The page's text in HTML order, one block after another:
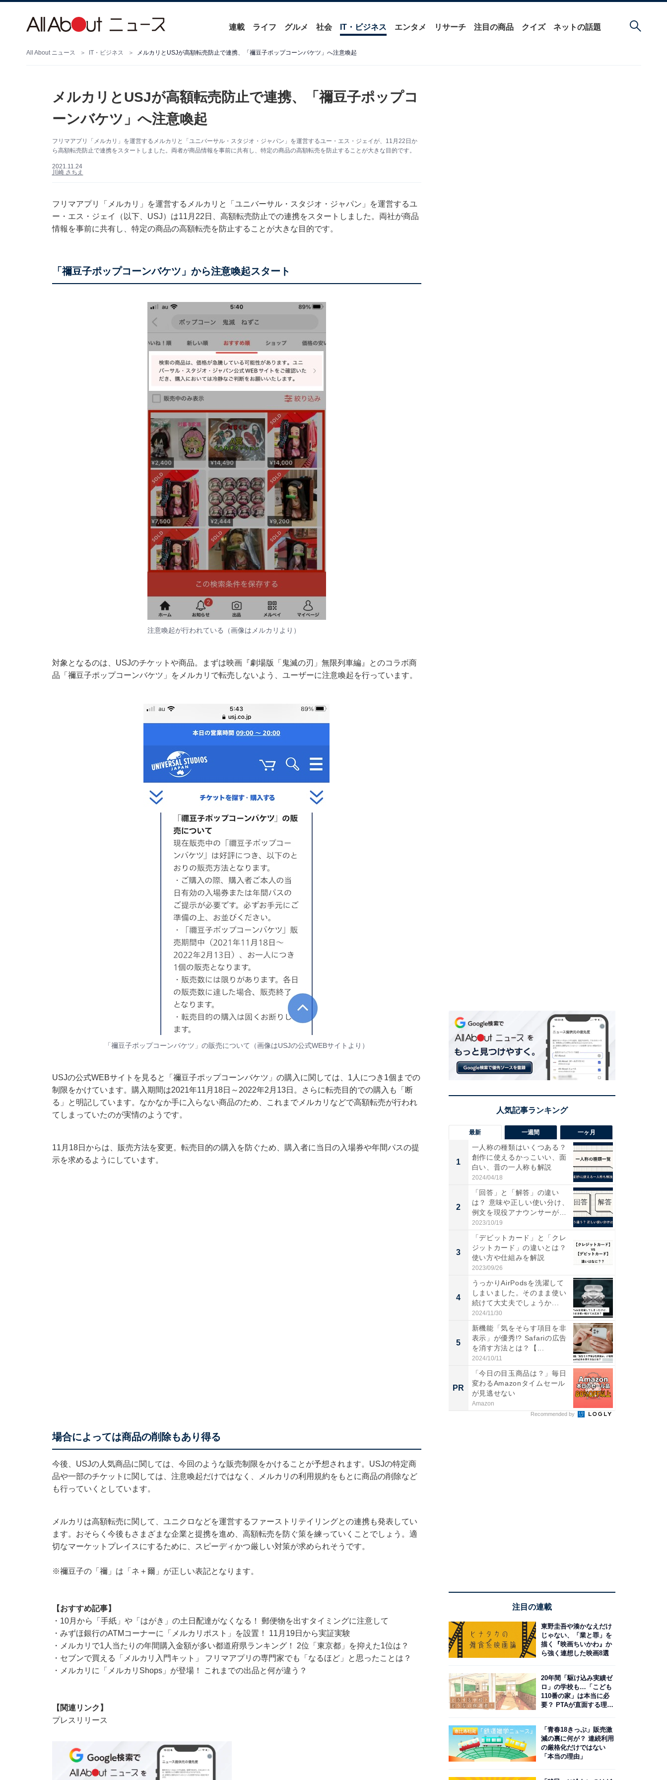
連載 ライフ グルメ 社会 IT・ビジネス エンタメ リサーチ 注目の商品 クイズ ネットの話題
All About ニュース IT・ビジネス メルカリとUSJが高額転売防止で連携、「禰豆子ポップコーンバケツ」へ注意喚起
メルカリとUSJが高額転売防止で連携、「禰豆子ポップコ
ーンバケツ」へ注意喚起
フリマアプリ「メルカリ」を運営するメルカリと「ユニバーサル・スタジオ・ジャパン」を運営するユー・エス・ジェイが、11月22日か
ら高額転売防止で連携をスタートしました。両者が商品情報を事前に共有し、特定の商品の高額転売を防止することが大きな目的です。
2021.11.24
川崎 さちえ
フリマアプリ「メルカリ」を運営するメルカリと「ユニバーサル・スタジオ・ジャパン」を運営するユ
ー・エス・ジェイ（以下、USJ）は11月22日、高額転売防止での連携をスタートしました。両社が商品
情報を事前に共有し、特定の商品の高額転売を防止することが大きな目的です。
「禰豆子ポップコーンバケツ」から注意喚起スタート
注意喚起が行われている（画像はメルカリより）
対象となるのは、USJのチケットや商品。まずは映画『劇場版「鬼滅の刃」無限列車編』とのコラボ商
品「禰豆子ポップコーンバケツ」をメルカリで転売しないよう、ユーザーに注意喚起を行っています。
「禰豆子ポップコーンバケツ」の販売について（画像はUSJの公式WEBサイトより）
USJの公式WEBサイトを見ると「禰豆子ポップコーンバケツ」の購入に関しては、1人につき1個までの
制限をかけています。購入期間は2021年11月18日～2022年2月13日。さらに転売目的での購入も「断
る」と明記しています。なかなか手に入らない商品のため、これまでメルカリなどで高額転売が行われ
てしまっていたのが実情のようです。
11月18日からは、販売方法を変更。転売目的の購入を防ぐため、購入者に当日の入場券や年間パスの提
示を求めるようにしています。
場合によっては商品の削除もあり得る
今後、USJの人気商品に関しては、今回のような販売制限をかけることが予想されます。USJの特定商
品や一部のチケットに関しては、注意喚起だけではなく、メルカリの利用規約をもとに商品の削除など
も行っていくとしています。
メルカリは高額転売に関して、ユニクロなどを運営するファーストリテイリングとの連携も発表してい
ます。おそらく今後もさまざまな企業と提携を進め、高額転売を防ぐ策を練っていくことでしょう。適
切なマーケットプレイスにするために、スピーディかつ厳しい対策が求められそうです。
※禰豆子の「禰」は「ネ＋爾」が正しい表記となります。
【おすすめ記事】
・ 10月から「手紙」や「はがき」の土日配達がなくなる！ 郵便物を出すタイミングに注意して
・ みずほ銀行のATMコーナーに「メルカリポスト」を設置！ 11月19日から実証実験
・ メルカリで1人当たりの年間購入金額が多い都道府県ランキング！ 2位「東京都」を抑えた1位は？
・ セブンで買える「メルカリ入門キット」 フリマアプリの専門家でも「なるほど」と思ったことは？
・ メルカリに「メルカリShops」が登場！ これまでの出品と何が違う？
【関連リンク】
プレスリリース
最新 一週間 一ヶ月
1
一人称の種類はいくつある？
創作に使えるかっこいい、面
白い、昔の一人称も解説
2024/04/18
2
「回答」と「解答」の違い
は？ 意味や正しい使い分け、
例文を現役アナウンサーが解
説
2023/10/19
3
「デビットカード」と「クレ
ジットカード」の違いとは？
使い方や仕組みを解説
2023/09/26
4
うっかりAirPodsを洗濯して
しまいました。そのまま使い
続けて大丈夫でしょうか...
2024/11/30
5
新機能「気をそらす項目を非
表示」が優秀!? Safariの広告
を消す方法とは？【...
2024/10/11
PR
「今日の目玉商品は？」毎日
変わるAmazonタイムセール
が見逃せない
Amazon
Recommended by
注目の連載
東野圭吾や湊かなえだけ
じゃない、「業と罪」を
描く『映画ちいかわ』か
ら強く連想した映画8選
20年間「駆け込み実績ゼ
ロ」の学校も…「こども
110番の家」は本当に必
要？ PTAが直面する理想
「青春18きっぷ」販売激
減の裏に何が？ 連続利用
の厳格化だけではない
「本当の理由」